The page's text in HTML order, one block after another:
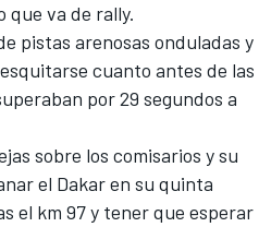
que va de rally.
pistas arenosas onduladas y
cuanto antes de las
por 29 segundos a
sobre los comisarios y su
el Dakaren su quinta
el km 97 y tener que esperar